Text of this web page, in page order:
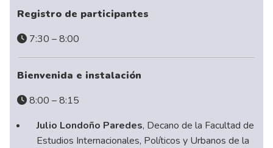
Registro de participantes
7:30 – 8:00
Bienvenida e instalación
8:00 – 8:15
Julio Londoño Paredes, Decano de la Facultad de
Estudios Internacionales, Políticos y Urbanos de la